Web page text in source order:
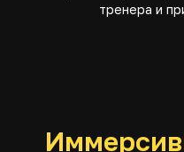
тренера и